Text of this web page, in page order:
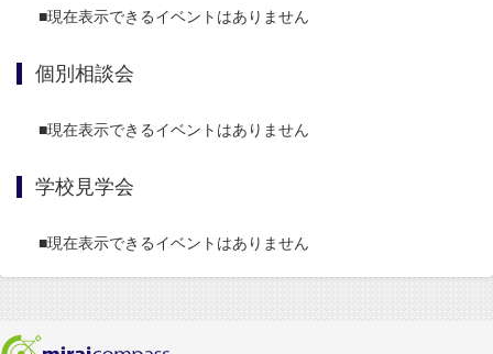
■現在表示できるイベントはありません
個別相談会
■現在表示できるイベントはありません
学校見学会
■現在表示できるイベントはありません